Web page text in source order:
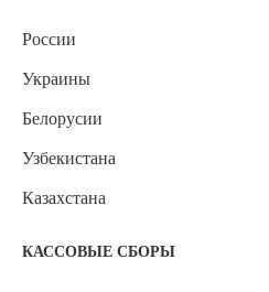
России
Украины
Белорусии
Узбекистана
Казахстана
КАССОВЫЕ СБОРЫ